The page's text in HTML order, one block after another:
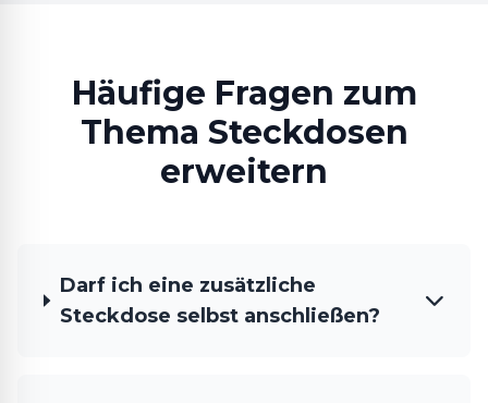
Häufige Fragen zum
Thema Steckdosen
erweitern
Darf ich eine zusätzliche
Steckdose selbst anschließen?